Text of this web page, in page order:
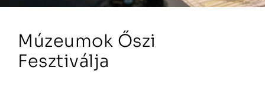
Múzeumok Őszi
Fesztiválja